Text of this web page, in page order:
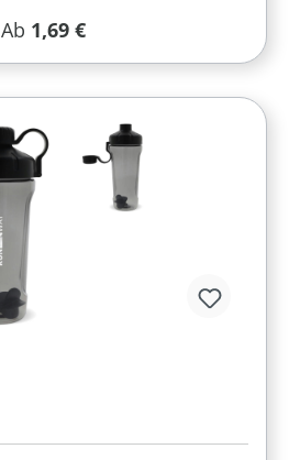
Regulärer Preis:
Ab 1,69 €